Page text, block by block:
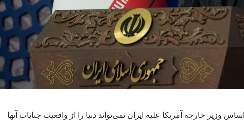
خارجه آمریکا علیه ایران نمی‌تواند دنیا را از واقعیت جنایات آنها